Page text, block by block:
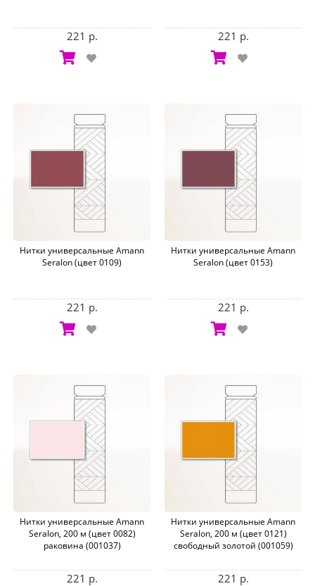
221 р. 221 р.
Нитки универсальные Amann
Seralon (цвет 0109)
221 р.
Нитки универсальные Amann
Seralon (цвет 0153)
221 р.
Нитки универсальные Amann
Seralon, 200 м (цвет 0082)
раковина (001037)
221 р.
Нитки универсальные Amann
Seralon, 200 м (цвет 0121)
свободный золотой (001059)
221 р.